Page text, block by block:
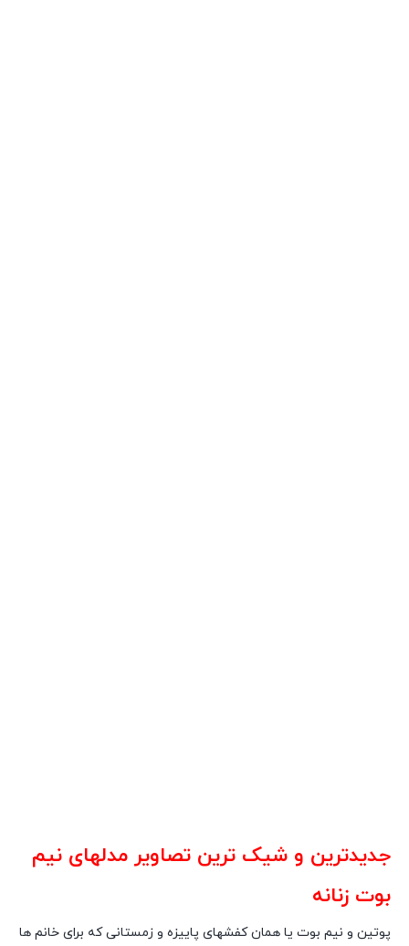
جدیدترین و شیک ترین تصاویر مدلهای نیم
بوت زنانه
پوتین و نیم بوت یا همان کفشهای پاییزه و زمستانی که برای خانم ها